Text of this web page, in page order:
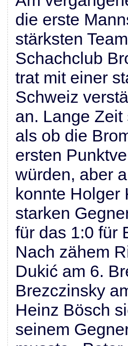
die erste
stärksten
Schachclub
trat mit einer
Schweiz
an. Lange
als ob die
ersten
würden, aber
konnte Holger
starken
für das 1:0 für
Nach zähem
Dukić am 6.
Brezczinsky
Heinz Bösch
seinem